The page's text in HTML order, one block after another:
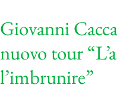
Giovanni
nuovo tour
l’imbrunire”